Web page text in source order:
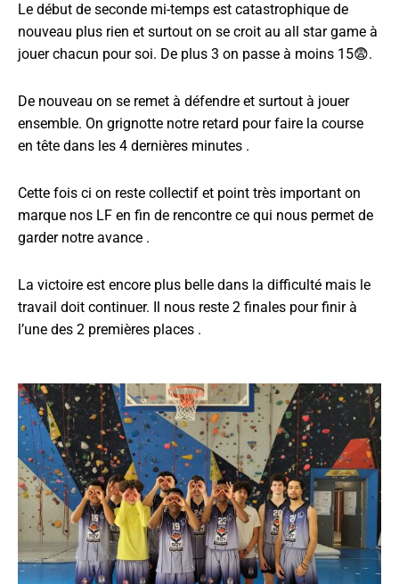
Le début de seconde mi-temps est catastrophique de
nouveau plus rien et surtout on se croit au all star game à
jouer chacun pour soi. De plus 3 on passe à moins 15😨.
De nouveau on se remet à défendre et surtout à jouer
ensemble. On grignotte notre retard pour faire la course
en tête dans les 4 dernières minutes .
Cette fois ci on reste collectif et point très important on
marque nos LF en fin de rencontre ce qui nous permet de
garder notre avance .
La victoire est encore plus belle dans la difficulté mais le
travail doit continuer. Il nous reste 2 finales pour finir à
l’une des 2 premières places .